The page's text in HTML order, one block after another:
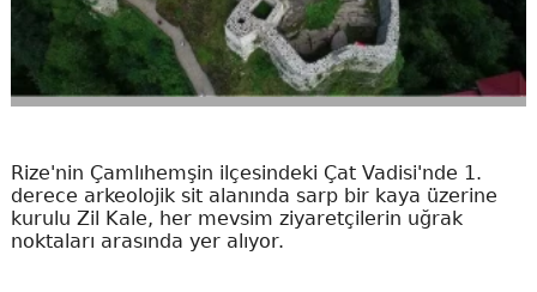
Rize'nin Çamlıhemşin ilçesindeki Çat Vadisi'nde 1.
derece arkeolojik sit alanında sarp bir kaya üzerine
kurulu Zil Kale, her mevsim ziyaretçilerin uğrak
noktaları arasında yer alıyor.